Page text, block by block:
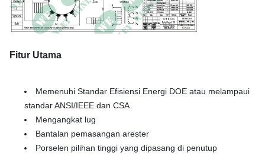
Fitur Utama
Memenuhi Standar Efisiensi Energi DOE atau melampaui
standar ANSI/IEEE dan CSA
Mengangkat lug
Bantalan pemasangan arester
Porselen pilihan tinggi yang dipasang di penutup